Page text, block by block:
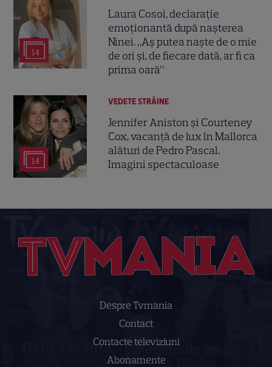
14
Laura Cosoi, declarație
emoționantă după nașterea
Ninei. „Aș putea naște de o mie
de ori și, de fiecare dată, ar fi ca
prima oară”
14
VEDETE STRĂINE
Jennifer Aniston și Courteney
Cox, vacanță de lux în Mallorca
alături de Pedro Pascal.
Imagini spectaculoase
Despre Tvmania
Contact
Contacte televiziuni
Abonamente